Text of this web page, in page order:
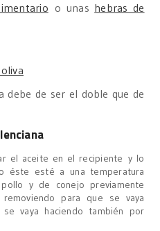
o unas hebras de
debe de ser el doble que de
el aceite en el recipiente y lo
éste esté a una temperatura
y de conejo previamente
para que se vaya
vaya haciendo también por